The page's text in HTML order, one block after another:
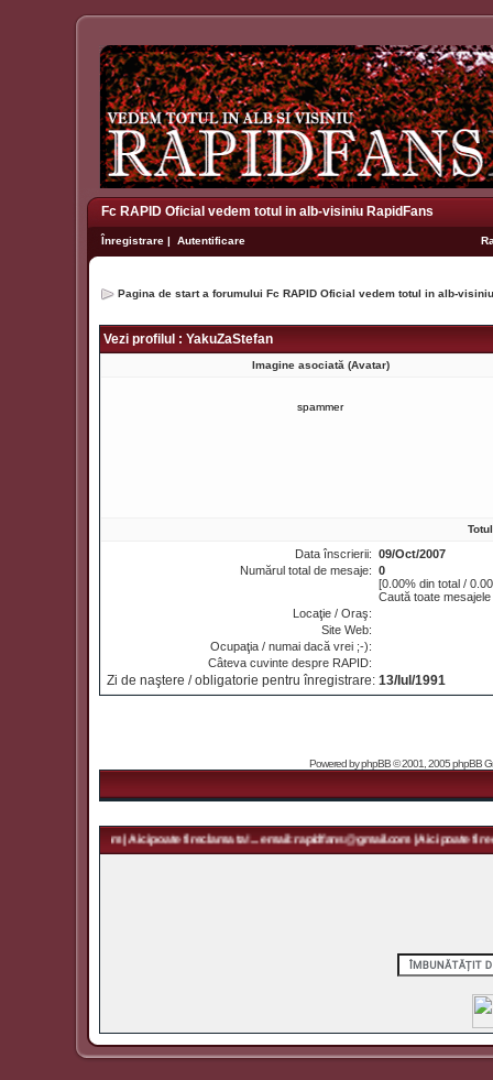
Fc RAPID Oficial vedem totul in alb-visiniu RapidFans
Înregistrare | Autentificare
Pagina de start a forumului Fc RAPID Oficial vedem totul in alb-
Vezi profilul : YakuZaStefan
Imagine asociată (Avatar)
spammer
Data înscrierii: 09/Oct/2007
Numărul total de mesaje: 0
[0.00% din total /
Caută toate
Locaţie / Oraş:
Site Web:
Ocupaţia / numai dacă vrei ;-):
Câteva cuvinte despre RAPID:
Zi de naştere / obligatorie pentru înregistrare: 13/Iul/1991
Powered byphpBB© 2001, 2005 phpBB
| Aici poate fi reclama ta! ... email: rapidfans@gmail.com | Aici poate fi